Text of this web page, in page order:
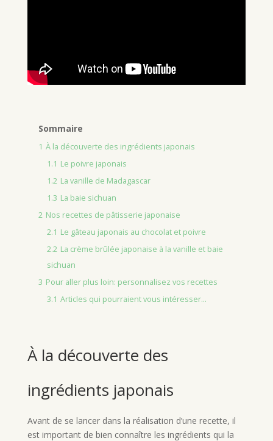
Sommaire
1 À la découverte des ingrédients japonais
1.1 Le poivre japonais
1.2 La vanille de Madagascar
1.3 La baie sichuan
2 Nos recettes de pâtisserie japonaise
2.1 Le gâteau japonais au chocolat et poivre
2.2 La crème brûlée japonaise à la vanille et baie
sichuan
3 Pour aller plus loin: personnalisez vos recettes
3.1 Articles qui pourraient vous intéresser...
À la découverte des
ingrédients japonais
Avant de se lancer dans la réalisation d’une recette, il
est important de bien connaître les ingrédients qui la